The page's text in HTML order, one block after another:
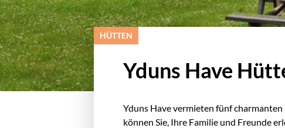
HÜTTEN
Yduns Have
Yduns Have vermieten fünf
können Sie, Ihre Familie und Freunde